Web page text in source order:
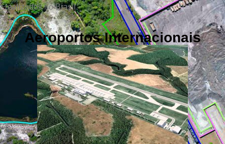
realizados no Brasil.
Aeroportos Internacionais